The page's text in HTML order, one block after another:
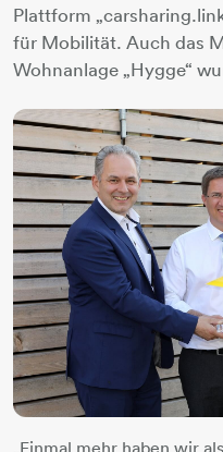
Plattform
für Mobilität. Auch das
Wohnanlage „Hygge“
„Einmal mehr haben wir